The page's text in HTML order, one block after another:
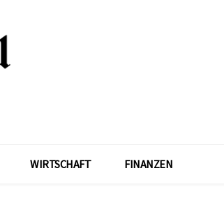
WIRTSCHAFT FINANZEN